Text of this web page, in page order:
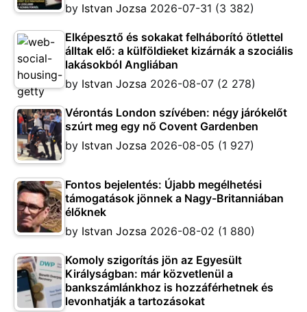
by Istvan Jozsa 2026-07-31 (3 382)
Elképesztő és sokakat felháborító ötlettel
álltak elő: a külföldieket kizárnák a szociális
lakásokból Angliában
by Istvan Jozsa 2026-08-07 (2 278)
Vérontás London szívében: négy járókelőt
szúrt meg egy nő Covent Gardenben
by Istvan Jozsa 2026-08-05 (1 927)
Fontos bejelentés: Újabb megélhetési
támogatások jönnek a Nagy-Britanniában
élőknek
by Istvan Jozsa 2026-08-02 (1 880)
Komoly szigorítás jön az Egyesült
Királyságban: már közvetlenül a
bankszámlánkhoz is hozzáférhetnek és
levonhatják a tartozásokat